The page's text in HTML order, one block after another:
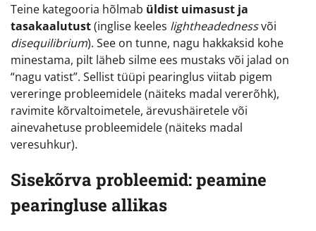
Teine kategooria hõlmab üldist uimasust ja
tasakaalutust(inglise keeles lightheadednessvõi
disequilibrium). See on tunne, nagu hakkaksid kohe
minestama, pilt läheb silme ees mustaks või jalad on
“nagu vatist”. Sellist tüüpi pearinglus viitab pigem
vereringe probleemidele (näiteks madal vererõhk),
ravimite kõrvaltoimetele, ärevushäiretele või
ainevahetuse probleemidele (näiteks madal
veresuhkur).
Sisekõrva probleemid: peamine
pearingluse allikas